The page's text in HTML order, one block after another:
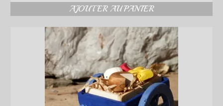
AJOUTER AU PANIER